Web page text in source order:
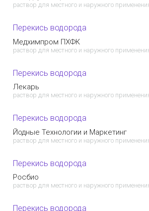
раствор для местного и наружного
Перекись водорода
Медхимпром ПХФК
раствор для местного и наружного
Перекись водорода
Лекарь
раствор для местного и наружного
Перекись водорода
Йодные Технологии и Маркетинг
раствор для местного и наружного
Перекись водорода
Росбио
раствор для местного и наружного
Перекись водорода